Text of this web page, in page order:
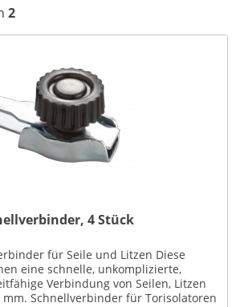
2
4 Stück
für Seile und Litzen Diese
eine schnelle, unkomplizierte,
Verbindung von Seilen, Litzen
Schnellverbinder für Torisolatoren